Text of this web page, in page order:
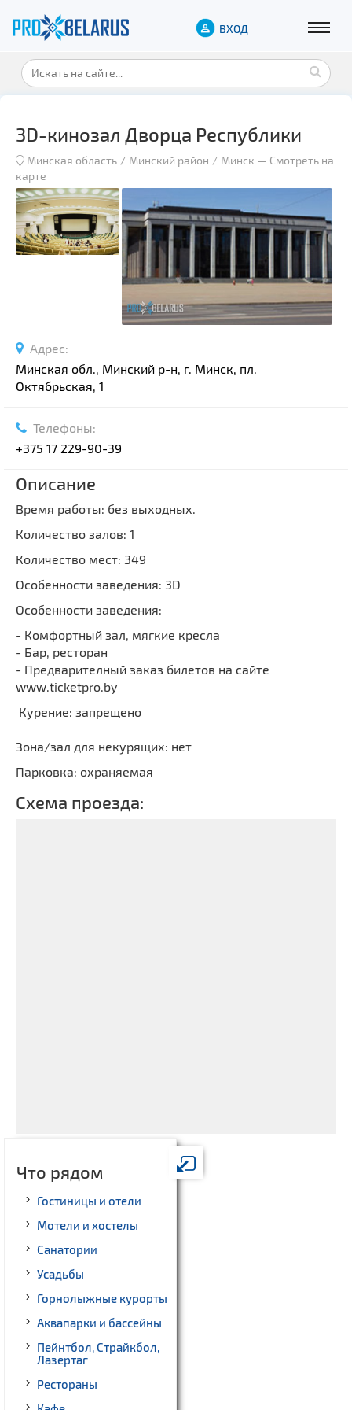
ВХОД
3D-кинозал Дворца Республики
Минская область Минский район Минск — Смотреть на
карте
Адрес:
Минская обл., Минский р-н, г. Минск, пл.
Октябрьская, 1
Телефоны:
+375 17 229-90-39
Описание
Время работы: без выходных.
Количество залов: 1
Количество мест: 349
Особенности заведения: 3D
Особенности заведения:
- Комфортный зал, мягкие кресла
- Бар, ресторан
- Предварителный заказ билетов на сайте
www.ticketpro.by
Курение: запрещено
Зона/зал для некурящих: нет
Парковка: охраняемая
Схема проезда:
Что рядом
Гостиницы и отели
Мотели и хостелы
Санатории
Усадьбы
Горнолыжные курорты
Аквапарки и бассейны
Пейнтбол, Страйкбол,
Лазертаг
Рестораны